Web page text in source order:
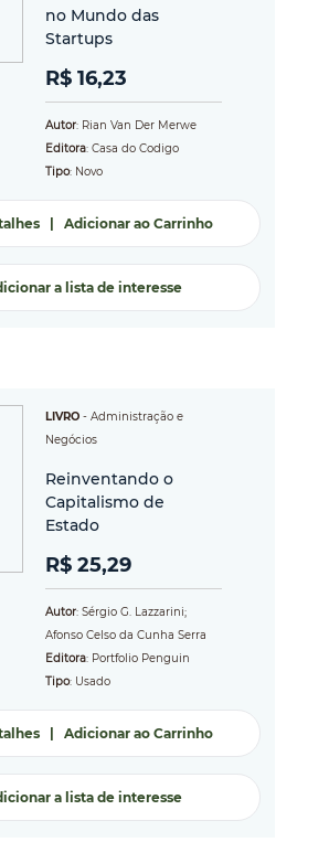
no Mundo das
Startups
R$ 16,23
Autor: Rian Van Der Merwe
Editora: Casa do Codigo
Tipo: Novo
| Adicionar ao Carrinho
a lista de interesse
LIVRO - Administração e
Negócios
Reinventando o
Capitalismo de
Estado
R$ 25,29
Autor: Sérgio G. Lazzarini;
Afonso Celso da Cunha Serra
Editora: Portfolio Penguin
Tipo: Usado
| Adicionar ao Carrinho
a lista de interesse